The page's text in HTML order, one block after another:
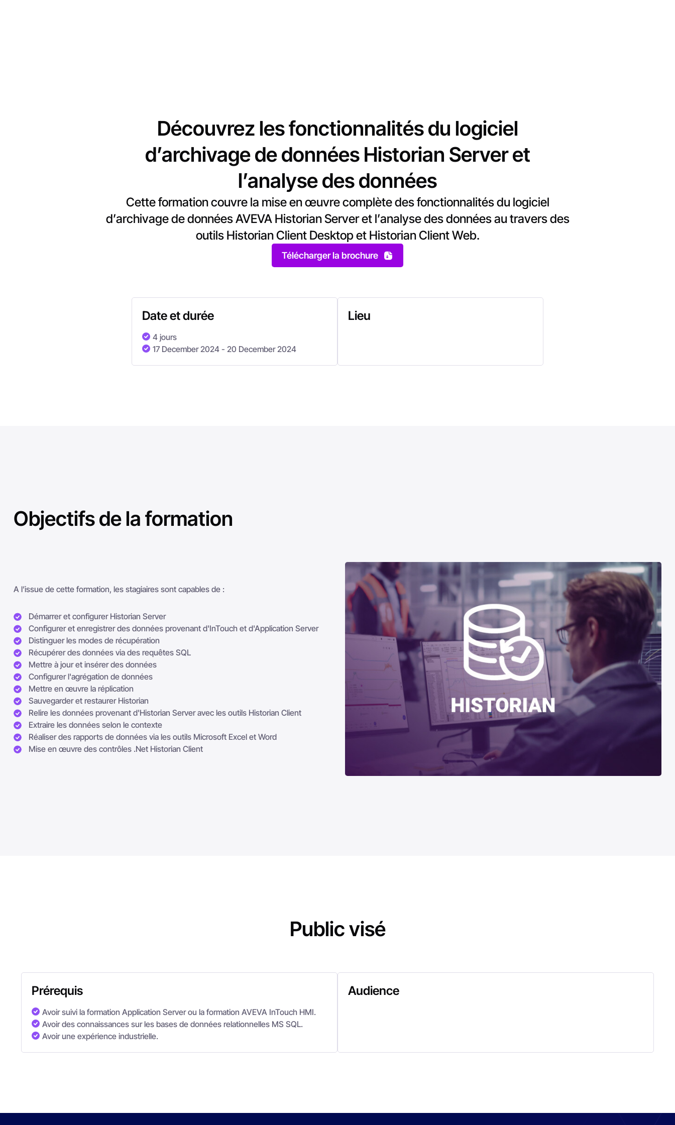
Découvrez les fonctionnalités du logiciel
d’archivage de données Historian Server et
l’analyse des données
Cette formation couvre la mise en œuvre complète des fonctionnalités du logiciel
d’archivage de données AVEVA Historian Server et l’analyse des données au travers des
outils Historian Client Desktop et Historian Client Web.
Télécharger la brochure
Date et durée
4 jours
17 December 2024 - 20 December 2024
Lieu
Objectifs de la formation
A l’issue de cette formation, les stagiaires sont capables de :
Démarrer et configurer Historian Server
Configurer et enregistrer des données provenant d'InTouch et d'Application Server
Distinguer les modes de récupération
Récupérer des données via des requêtes SQL
Mettre à jour et insérer des données
Configurer l'agrégation de données
Mettre en œuvre la réplication
Sauvegarder et restaurer Historian
Relire les données provenant d'Historian Server avec les outils Historian Client
Extraire les données selon le contexte
Réaliser des rapports de données via les outils Microsoft Excel et Word
Mise en œuvre des contrôles .Net Historian Client
Public visé
Prérequis
Avoir suivi la formation Application Server ou la formation AVEVA InTouch HMI.
Avoir des connaissances sur les bases de données relationnelles MS SQL.
Avoir une expérience industrielle.
Audience